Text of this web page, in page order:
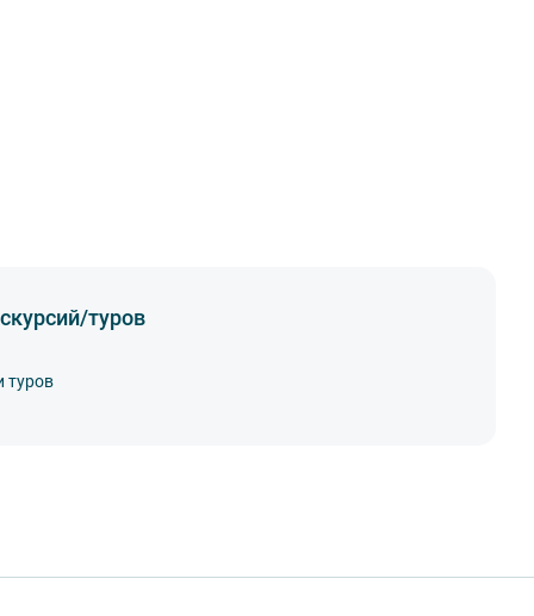
туров
туров